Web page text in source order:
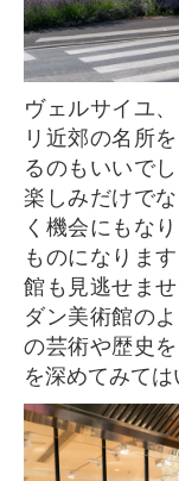
ヴェルサイユ、エペルネ、ロワール渓谷など、パ
リ近郊の名所
るのもいいで
楽しみだけで
く機会にもな
ものになりま
館も見逃せま
ダン美術館の
の芸術や歴史
を深めてみては